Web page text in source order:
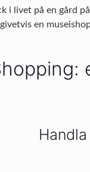
i livet på en gård
en